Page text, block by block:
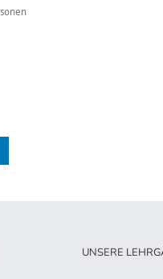
UNSERE